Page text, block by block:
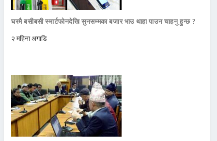
घरमै बसीबसी स्मार्टफोनदेखि सुनसम्मका बजार भाउ थाहा पाउन चाहनु हुन्छ ?
२ महिना अगाडि